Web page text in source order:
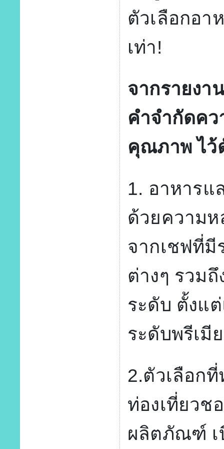
ตัวเลือกอา
เท่า!
จากรายงา
คำจำกัดคว
คุณภาพ ไว้
1. อาหาร
ด้วยความ
จากเชฟที่มี
ต่างๆ รวม
ระดับ ตั้งแ
ระดับพรีเมี
2.ตัวเลือก
ท่องเที่ยวช
ผลิตภัณฑ์ เ